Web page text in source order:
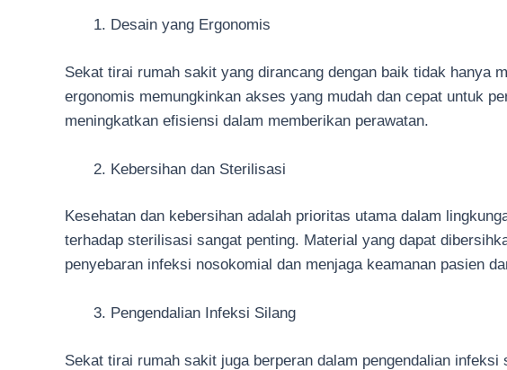
Desain yang Ergonomis
Sekat tirai rumah sakit yang dirancang dengan baik tidak hanya
ergonomis memungkinkan akses yang mudah dan cepat untuk
meningkatkan efisiensi dalam memberikan perawatan.
Kebersihan dan Sterilisasi
Kesehatan dan kebersihan adalah prioritas utama dalam
terhadap sterilisasi sangat penting. Material yang dapat
penyebaran infeksi nosokomial dan menjaga keamanan pasien
Pengendalian Infeksi Silang
Sekat tirai rumah sakit juga berperan dalam pengendalian